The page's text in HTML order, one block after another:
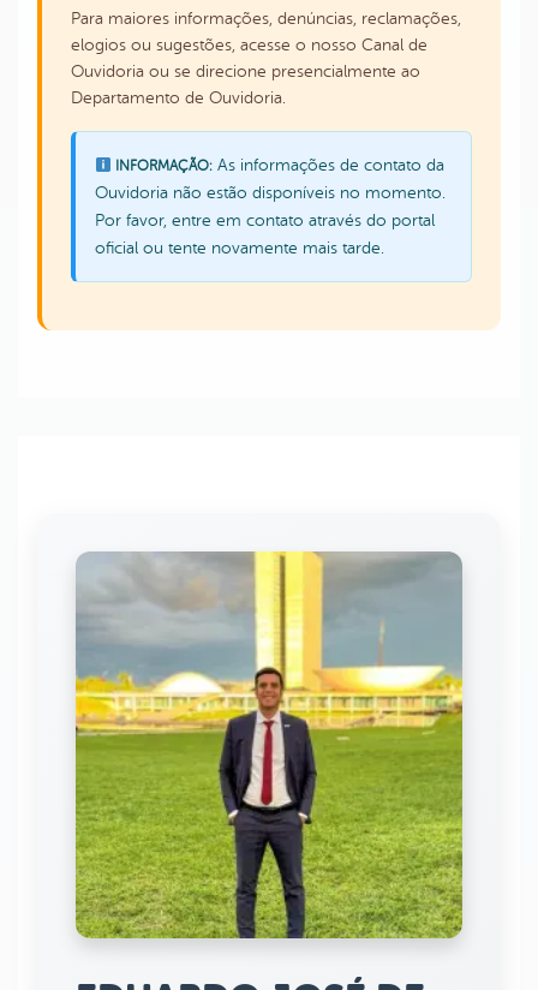
Para maiores informações, denúncias, reclamações,
elogios ou sugestões, acesse o nosso Canal de
Ouvidoria ou se direcione presencialmente ao
Departamento de Ouvidoria.
INFORMAÇÃO:As informações de contato da
Ouvidoria não estão disponíveis no momento.
Por favor, entre em contato através do portal
oficial ou tente novamente mais tarde.